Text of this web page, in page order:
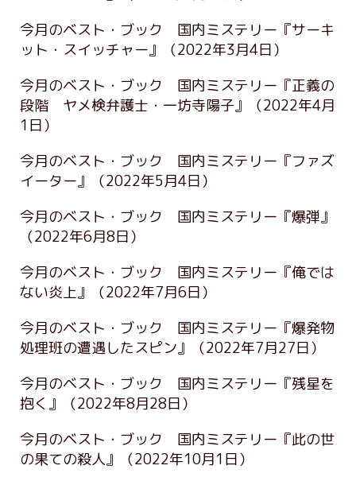
今月のベスト・ブック 国内ミステリー『サーキ
ット・スイッチャー』
（2022年3月4日）
今月のベスト・ブック 国内ミステリー『正義の
段階 ヤメ検弁護士・一坊寺陽子』
（2022年4月
1日）
今月のベスト・ブック 国内ミステリー『ファズ
イーター』
（2022年5月4日）
今月のベスト・ブック 国内ミステリー『爆弾』
（2022年6月8日）
今月のベスト・ブック 国内ミステリー『俺では
ない炎上』
（2022年7月6日）
今月のベスト・ブック 国内ミステリー『爆発物
処理班の遭遇したスピン』
（2022年7月27日）
今月のベスト・ブック 国内ミステリー『残星を
抱く』
（2022年8月28日）
今月のベスト・ブック 国内ミステリー『此の世
の果ての殺人』
（2022年10月1日）